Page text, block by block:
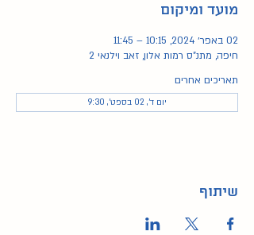
מועד ומיקום
02 באפר׳ 2024, 10:15 – 11:45
חיפה, מתנ"ס רמות אלון, זאב וילנאי 2
תאריכים אחרים
יום ד׳, 02 בספט׳, 9:30
שיתוף